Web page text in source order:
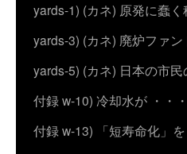
yards-1) (カネ) 原発に蠢
yards-3) (カネ) 廃炉ファ
yards-5) (カネ) 日本の市
付録 w-10) 冷却水が ・・
付録 w-13) 「短寿命化」